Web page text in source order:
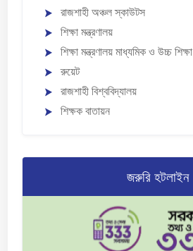
রাজশাহী অঞ্চল স্কাউটস
শিক্ষা মন্ত্রণালয়
শিক্ষা মন্ত্রণালয় মাধ্যমিক ও উচ্চ শিক্ষা
রুয়েট
রাজশাহী বিশ্ববিদ্যালয়
শিক্ষক বাতায়ন
জরুরি হটলাইন